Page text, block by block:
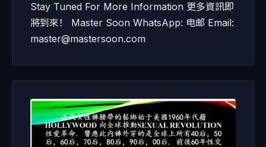
Stay Tuned For More Information 更多資訊即
將到來！ Master Soon WhatsApp: 电邮 Email:
master@mastersoon.com